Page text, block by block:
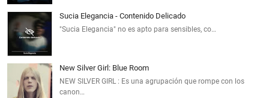
Sucia Elegancia - Contenido Delicado
"Sucia Elegancia" no es apto para sensibles, co…
New Silver Girl: Blue Room
NEW SILVER GIRL : Es una agrupación que rompe con los
canon…